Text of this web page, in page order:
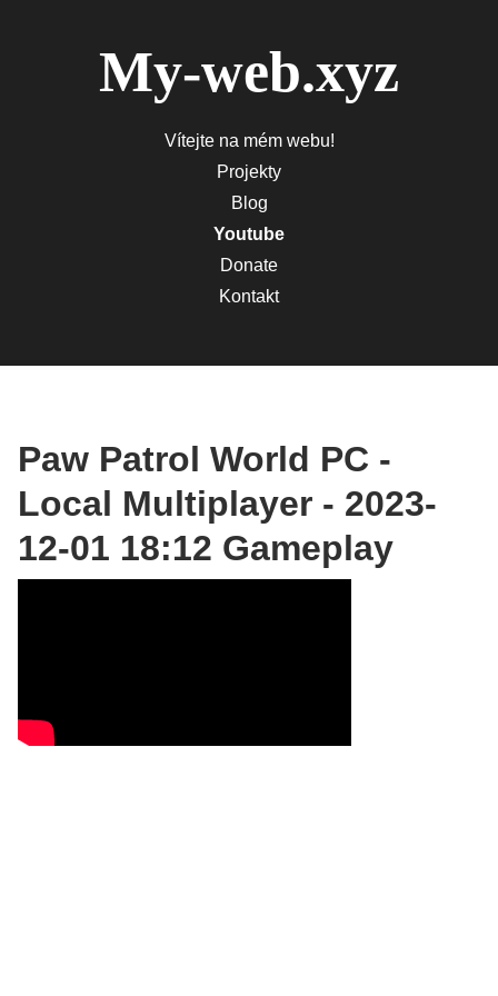
My-web.xyz
Vítejte na mém webu!
Projekty
Blog
Youtube
Donate
Kontakt
Paw Patrol World PC -
Local Multiplayer - 2023-
12-01 18:12 Gameplay